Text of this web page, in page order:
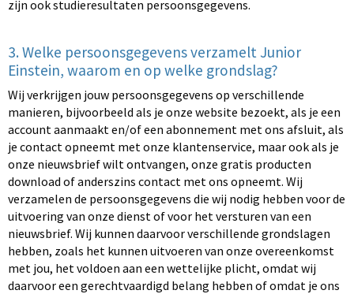
zijn ook studieresultaten persoonsgegevens.
3. Welke persoonsgegevens verzamelt Junior
Einstein, waarom en op welke grondslag?
Wij verkrijgen jouw persoonsgegevens op verschillende
manieren, bijvoorbeeld als je onze website bezoekt, als je een
account aanmaakt en/of een abonnement met ons afsluit, als
je contact opneemt met onze klantenservice, maar ook als je
onze nieuwsbrief wilt ontvangen, onze gratis producten
download of anderszins contact met ons opneemt. Wij
verzamelen de persoonsgegevens die wij nodig hebben voor de
uitvoering van onze dienst of voor het versturen van een
nieuwsbrief. Wij kunnen daarvoor verschillende grondslagen
hebben, zoals het kunnen uitvoeren van onze overeenkomst
met jou, het voldoen aan een wettelijke plicht, omdat wij
daarvoor een gerechtvaardigd belang hebben of omdat je ons